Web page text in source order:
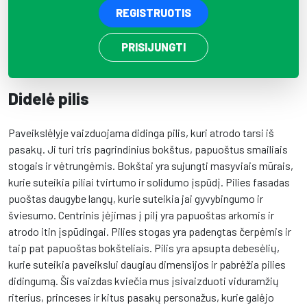
REGISTRUOTIS
PRISIJUNGTI
Didelė pilis
Paveikslėlyje vaizduojama didinga pilis, kuri atrodo tarsi iš
pasakų. Ji turi tris pagrindinius bokštus, papuoštus smailiais
stogais ir vėtrungėmis. Bokštai yra sujungti masyviais mūrais,
kurie suteikia piliai tvirtumo ir solidumo įspūdį. Pilies fasadas
puoštas daugybe langų, kurie suteikia jai gyvybingumo ir
šviesumo. Centrinis įėjimas į pilį yra papuoštas arkomis ir
atrodo itin įspūdingai. Pilies stogas yra padengtas čerpėmis ir
taip pat papuoštas bokšteliais. Pilis yra apsupta debesėlių,
kurie suteikia paveikslui daugiau dimensijos ir pabrėžia pilies
didingumą. Šis vaizdas kviečia mus įsivaizduoti viduramžių
riterius, princeses ir kitus pasakų personažus, kurie galėjo